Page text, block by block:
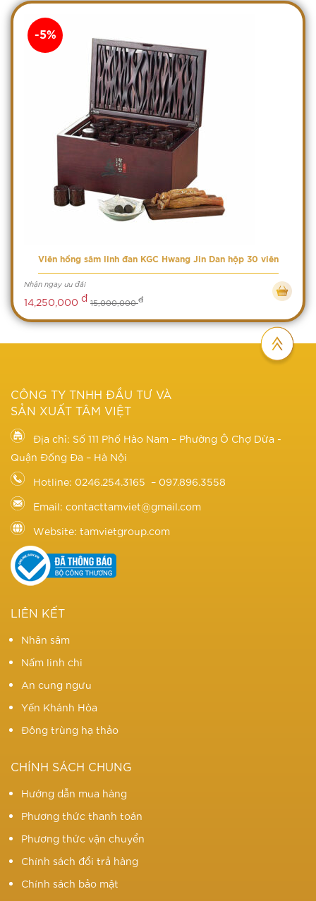
Viên hồng sâm linh đan KGC Hwang Jin Dan hộp 30 viên
Nhận ngay ưu đãi
14,250,000 đ 15,000,000đ
-5%
CÔNG TY TNHH ĐẦU TƯ VÀ
SẢN XUẤT TÂM VIỆT
Địa chỉ: Số 111 Phố Hào Nam – Phường Ô Chợ Dừa -
Quận Đống Đa – Hà Nội
Hotline: 0246.254.3165 – 097.896.3558
Email: contacttamviet@gmail.com
Website: tamvietgroup.com
LIÊN KẾT
Nhân sâm
Nấm linh chi
An cung ngưu
Yến Khánh Hòa
Đông trùng hạ thảo
CHÍNH SÁCH CHUNG
Hướng dẫn mua hàng
Phương thức thanh toán
Phương thức vận chuyển
Chính sách đổi trả hàng
Chính sách bảo mật